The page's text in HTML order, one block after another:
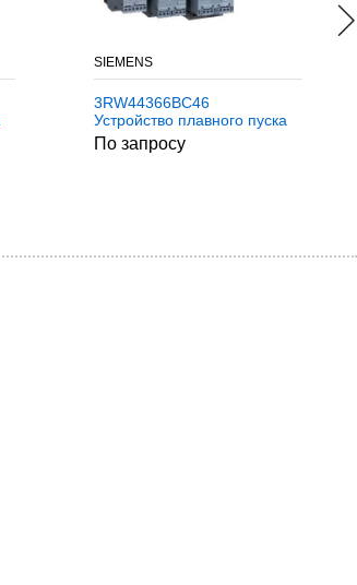
SIEMENS
3RW44366BC46
Устройство плавного пуска
Simens
По запросу